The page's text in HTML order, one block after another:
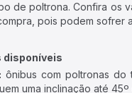
de poltrona. Confira os
pois podem sofrer
disponíveis
ônibus com poltronas do
uma inclinação até